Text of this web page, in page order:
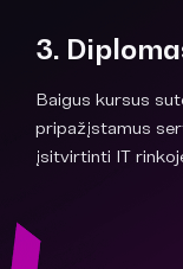
3.
Baigus kursus
pripažįstamus
įsitvirtinti IT